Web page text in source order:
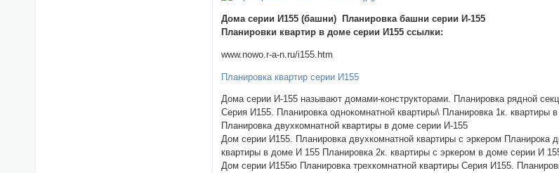
Дома серии И155 (башни) Планировка башни серии И-155
Планировки квартир в доме серии И155 ссылки:
www.nowo.r-a-n.ru/i155.htm
Планировка квартир серии И155
Дома серии И-155 называют домами-конструкторами. Планировка рядной
Серия И155. Планировка однокомнатной квартиры\ Планировка 1к.
Планировка двухкомнатной квартиры в доме серии И-155
Дом серии И155. Планировка двухкомнатной квартиры с эркером Планирока
квартиры в доме И 155 Планировка 2к. квартиры с эркером в доме серии И
Дом серии И155ю Планировка трехкомнатной квартиры Серия И155.